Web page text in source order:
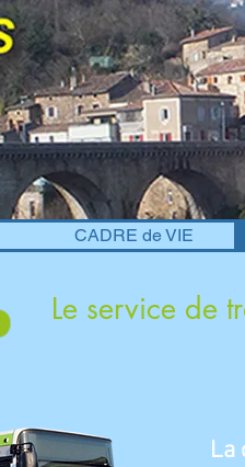
CADRE de VIE
Le service de
La